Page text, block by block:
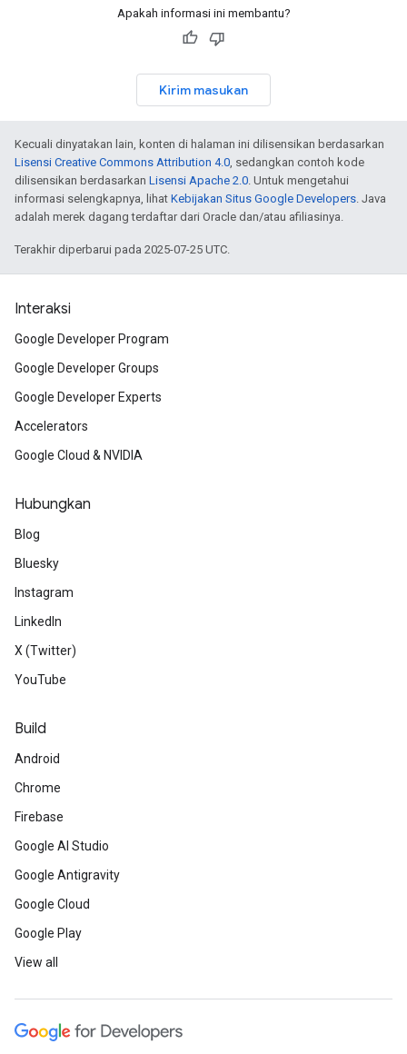
Apakah informasi ini membantu?
Kirim masukan
Kecuali dinyatakan lain, konten di halaman ini dilisensikan berdasarkan
Lisensi Creative Commons Attribution 4.0, sedangkan contoh kode
dilisensikan berdasarkan Lisensi Apache 2.0. Untuk mengetahui
informasi selengkapnya, lihat Kebijakan Situs Google Developers. Java
adalah merek dagang terdaftar dari Oracle dan/atau afiliasinya.
Terakhir diperbarui pada 2025-07-25 UTC.
Interaksi
Google Developer Program
Google Developer Groups
Google Developer Experts
Accelerators
Google Cloud & NVIDIA
Hubungkan
Blog
Bluesky
Instagram
LinkedIn
X (Twitter)
YouTube
Build
Android
Chrome
Firebase
Google AI Studio
Google Antigravity
Google Cloud
Google Play
View all